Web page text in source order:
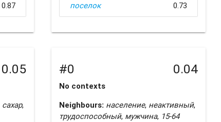
0.87 поселок 0.73
0.05
сахар,
#0 0.04
No contexts
Neighbours: население, неактивный,
трудоспособный, мужчина, 15-64